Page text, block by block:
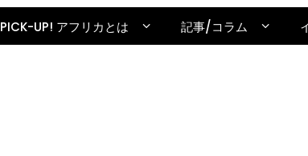
PICK-UP! アフリカとは 記事/コラム